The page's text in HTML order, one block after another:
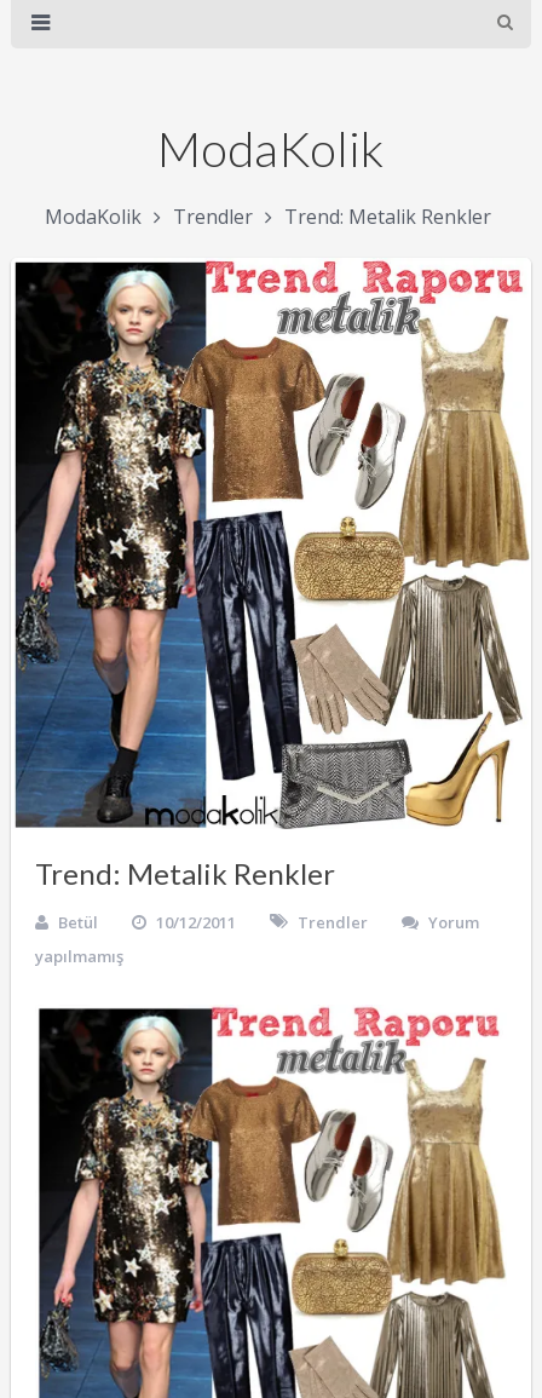
ModaKolik
ModaKolik Trendler Trend: Metalik Renkler
Trend: Metalik Renkler
Betül 10/12/2011 Trendler
Yorum
yapılmamış